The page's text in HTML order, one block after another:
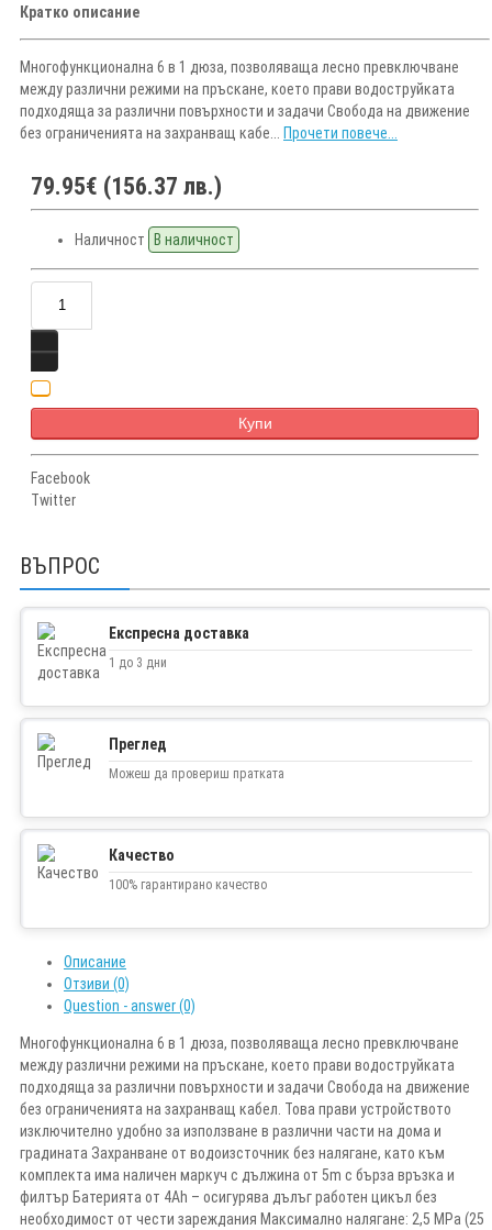
Кратко описание
Многофункционална 6 в 1 дюза, позволяваща лесно превключване
между различни режими на пръскане, което прави водоструйката
подходяща за различни повърхности и задачи Свобода на движение
без ограниченията на захранващ кабе... Прочети повече...
79.95€ (156.37 лв.)
Наличност В наличност
Купи
Facebook
Twitter
ВЪПРОС
Експресна доставка
1 до 3 дни
Преглед
Можеш да провериш пратката
Качество
100% гарантирано качество
Описание
Отзиви (0)
Question - answer (0)
Многофункционална 6 в 1 дюза, позволяваща лесно превключване
между различни режими на пръскане, което прави водоструйката
подходяща за различни повърхности и задачи Свобода на движение
без ограниченията на захранващ кабел. Това прави устройството
изключително удобно за използване в различни части на дома и
градината Захранване от водоизсточник без налягане, като към
комплекта има наличен маркуч с дължина от 5m с бърза връзка и
филтър Батерията от 4Ah – осигурява дълъг работен цикъл без
необходимост от чести зареждания Максимално налягане: 2,5 MPa (25